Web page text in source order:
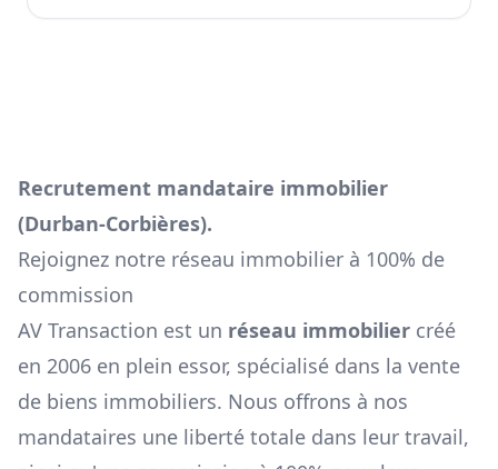
Recrutement mandataire immobilier
(Durban-Corbières).
Rejoignez notre réseau immobilier à 100% de
commission
AV Transaction est un réseau immobilier créé
en 2006 en plein essor, spécialisé dans la vente
de biens immobiliers. Nous offrons à nos
mandataires une liberté totale dans leur travail,